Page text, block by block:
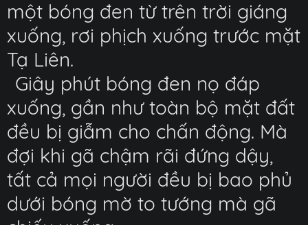
một bóng đen từ trên trời giáng
xuống, rơi phịch xuống trước mặt
Tạ Liên.
Giây phút bóng đen nọ đáp
xuống, gần như toàn bộ mặt đất
đều bị giẫm cho chấn động. Mà
đợi khi gã chậm rãi đứng dậy,
tất cả mọi người đều bị bao phủ
dưới bóng mờ to tướng mà gã